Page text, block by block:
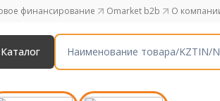
финансирование Omarket b2b О
Каталог